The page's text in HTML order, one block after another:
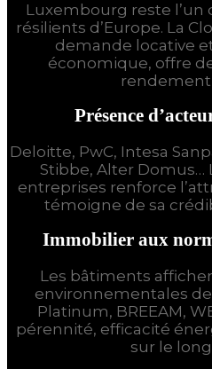
Luxembourg reste l’un
résilients d’Europe. La
demande locative
économique, offre
rendement
Présence
Deloitte, PwC, Intesa
Stibbe, Alter Domus…
entreprises renforce
témoigne de sa
Immobilier aux
Les bâtiments
environnementales
Platinum, BREEAM,
pérennité, efficacité
sur le